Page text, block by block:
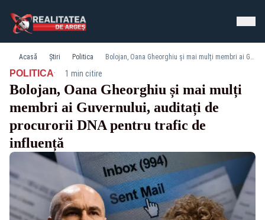
Acasă Știri Politica Bolojan, Oana Gheorghiu și mai mulți membri ai Guvernului, auditați de procurorii DNA pentru trafic de influență
POLITICA· 1 min citire
Bolojan, Oana Gheorghiu și mai mulți
membri ai Guvernului, auditați de
procurorii DNA pentru trafic de
influență